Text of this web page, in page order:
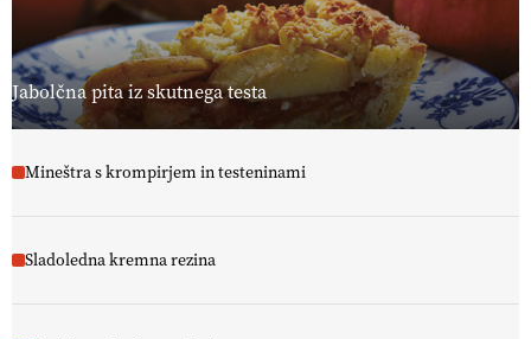
Jabolčna pita iz skutnega testa
Mineštra s krompirjem in testeninami
Sladoledna kremna rezina